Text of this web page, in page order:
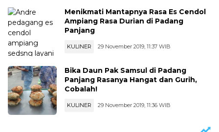
Menikmati Mantapnya Rasa Es Cendol
Ampiang Rasa Durian di Padang
Panjang
KULINER 29 November 2019, 11:37 WIB
Bika Daun Pak Samsul di Padang
Panjang Rasanya Hangat dan Gurih,
Cobalah!
KULINER 29 November 2019, 11:36 WIB